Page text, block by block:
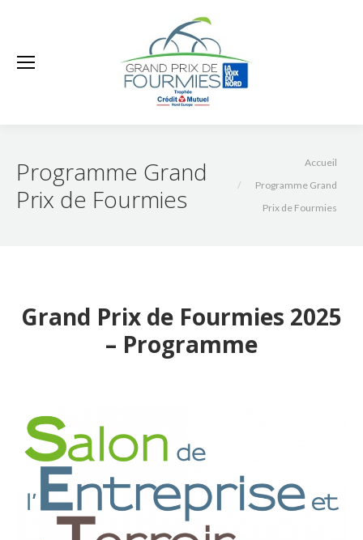
Programme Grand
Prix de Fourmies
Vous êtes ici :Accueil
Programme Grand
Prix de Fourmies
Grand Prix de Fourmies 2025
– Programme